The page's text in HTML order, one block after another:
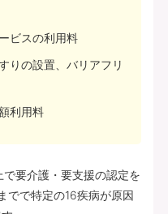
ビスの利用料
りの設置、バリアフリ
利用料
要介護・要支援の認定を
でで特定の16疾病が原因